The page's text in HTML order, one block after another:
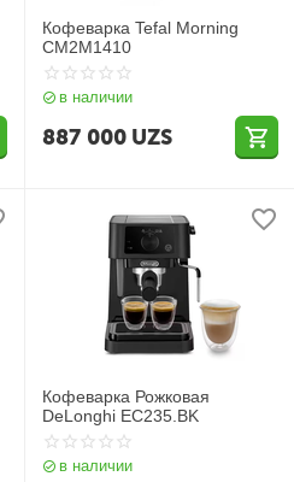
Кофеварка Tefal Morning
CM2M1410
в наличии
887 000 UZS
Кофеварка Рожковая
DeLonghi EC235.BK
в наличии